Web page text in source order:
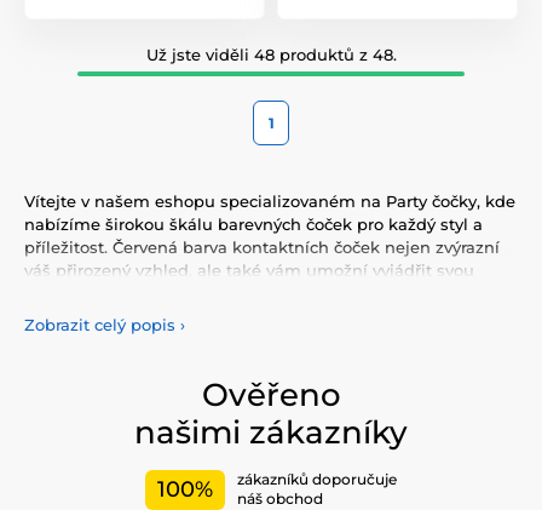
Už jste viděli 48 produktů z 48.
1
Vítejte v našem eshopu specializovaném na Party čočky, kde
nabízíme širokou škálu barevných čoček pro každý styl a
příležitost. Červená barva kontaktních čoček nejen zvýrazní
váš přirozený vzhled, ale také vám umožní vyjádřit svou
barevných
čoček, které vám poskytnou komfort a
bezpečnost po celý den. Přidejte do svého života trochu
standardy kvality a pohodlí.
Zobrazit celý popis ›
Ověřeno
našimi zákazníky
100%
zákazníků doporučuje
náš obchod